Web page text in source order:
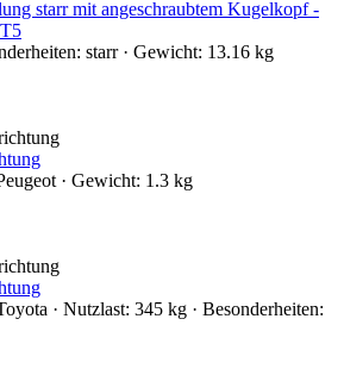
starr mit angeschraubtem Kugelkopf -
starr · Gewicht: 13.16 kg
· Gewicht: 1.3 kg
· Nutzlast: 345 kg · Besonderheiten: